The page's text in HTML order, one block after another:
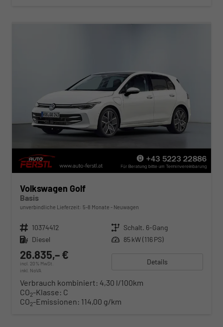
Volkswagen Golf
Basis
unverbindliche Lieferzeit: 5-8 Monate Neuwagen
Fahrzeugnr. 10374412 Getriebe Schalt. 6-Gang
Kraftstoff Diesel Leistung 85 kW (116 PS)
26.835,– €
incl. 20% MwSt.
inkl. NoVA
Details
Verbrauch kombiniert: 4,30 l/100km
CO2-Klasse: C
CO2-Emissionen: 114,00 g/km